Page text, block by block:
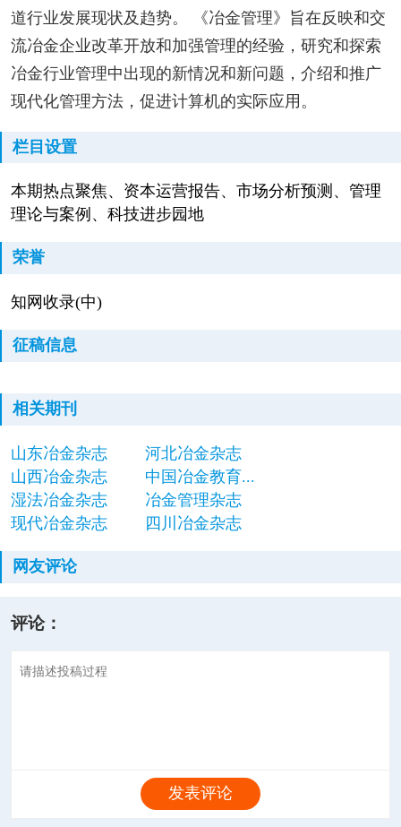
道行业发展现状及趋势。 《冶金管理》旨在反映和交
流冶金企业改革开放和加强管理的经验，研究和探索
冶金行业管理中出现的新情况和新问题，介绍和推广
现代化管理方法，促进计算机的实际应用。
栏目设置
本期热点聚焦、资本运营报告、市场分析预测、管理
理论与案例、科技进步园地
荣誉
知网收录(中)
征稿信息
相关期刊
山东冶金杂志
河北冶金杂志
山西冶金杂志
中国冶金教育...
湿法冶金杂志
冶金管理杂志
现代冶金杂志
四川冶金杂志
网友评论
评论：
发表评论